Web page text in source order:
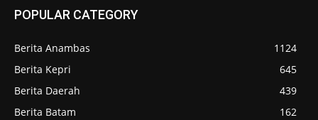
POPULAR CATEGORY
Berita Anambas
1124
Berita Kepri
645
Berita Daerah
439
Berita Batam
162